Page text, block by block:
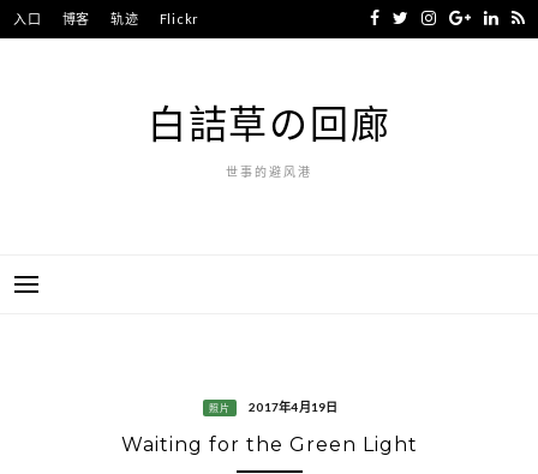
Skip
to
入口 博客 轨迹 Flickr
白詰草の回廊
世事的避风港
照片 2017年4月19日
Waiting for the Green Light